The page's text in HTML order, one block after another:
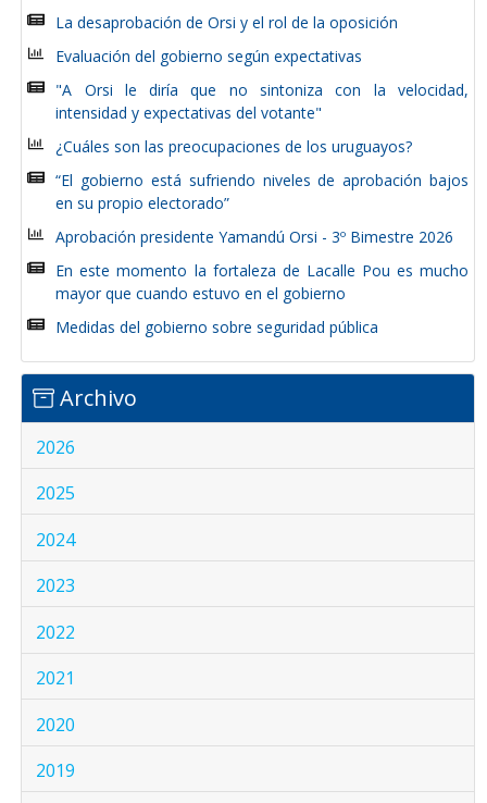
La desaprobación de Orsi y el rol de la oposición
Evaluación del gobierno según expectativas
"A Orsi le diría que no sintoniza con la velocidad,
intensidad y expectativas del votante"
¿Cuáles son las preocupaciones de los uruguayos?
“El gobierno está sufriendo niveles de aprobación bajos
en su propio electorado”
Aprobación presidente Yamandú Orsi - 3º Bimestre 2026
En este momento la fortaleza de Lacalle Pou es mucho
mayor que cuando estuvo en el gobierno
Medidas del gobierno sobre seguridad pública
Archivo
2026
2025
2024
2023
2022
2021
2020
2019